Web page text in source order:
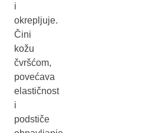
i
okrepljuje.
Čini
kožu
čvršćom,
povećava
elastičnost
i
podstiče